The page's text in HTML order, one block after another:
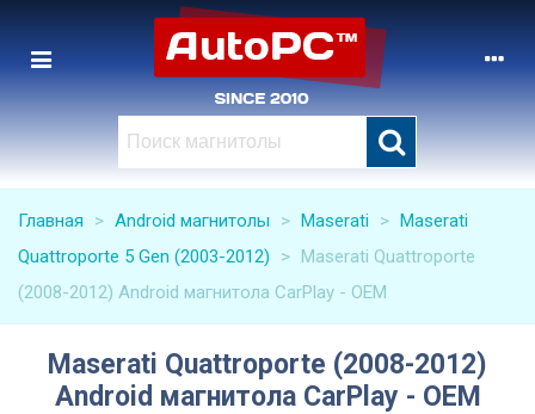
Главная > Android магнитолы > Maserati > Maserati
Quattroporte 5 Gen (2003-2012)
> Maserati Quattroporte
(2008-2012) Android магнитола CarPlay - OEM
Maserati Quattroporte (2008-2012)
Android магнитола CarPlay - OEM